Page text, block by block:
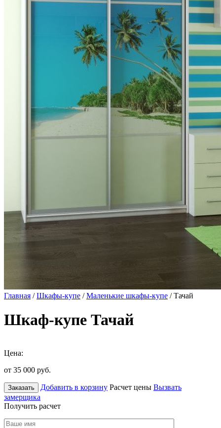
Главная /Шкафы-купе /Маленькие шкафы-купе / Тачай
Шкаф-купе Тачай
Цена:
от 35 000 руб.
Заказать Добавить в корзину Расчет цены Вызвать
замерщика
Получить расчет